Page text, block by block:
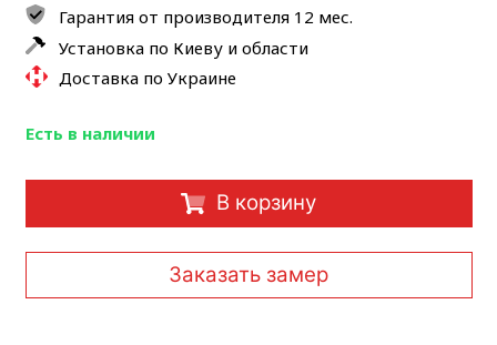
Гарантия от производителя 12 мес.
Установка по Киеву и области
Доставка по Украине
Есть в наличии
В корзину
Заказать замер